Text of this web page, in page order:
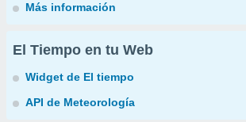
Más información
El Tiempo en tu Web
Widget de El tiempo
API de Meteorología